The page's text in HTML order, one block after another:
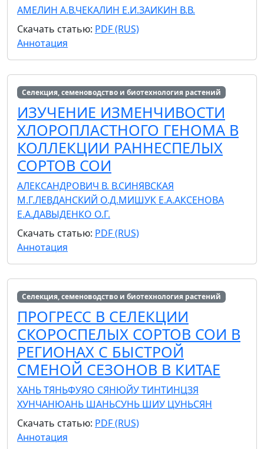
АМЕЛИН А.В.ЧЕКАЛИН Е.И.ЗАИКИН В.В.
Скачать статью: PDF (RUS)
Аннотация
Селекция, семеноводство и биотехнология растений
ИЗУЧЕНИЕ ИЗМЕНЧИВОСТИ
ХЛОРОПЛАСТНОГО ГЕНОМА В
КОЛЛЕКЦИИ РАННЕСПЕЛЫХ
СОРТОВ СОИ
АЛЕКСАНДРОВИЧ В. В.СИНЯВСКАЯ
М.Г.ЛЕВДАНСКИЙ О.Д.МИШУК Е.А.АКСЕНОВА
Е.А.ДАВЫДЕНКО О.Г.
Скачать статью: PDF (RUS)
Аннотация
Селекция, семеноводство и биотехнология растений
ПРОГРЕСС В СЕЛЕКЦИИ
СКОРОСПЕЛЫХ СОРТОВ СОИ В
РЕГИОНАХ С БЫСТРОЙ
СМЕНОЙ СЕЗОНОВ В КИТАЕ
ХАНЬ ТЯНЬФУЯО СЯНЮЙУ ТИНТИНЦЗЯ
ХУНЧАНЮАНЬ ШАНЬСУНЬ ШИУ ЦУНЬСЯН
Скачать статью: PDF (RUS)
Аннотация